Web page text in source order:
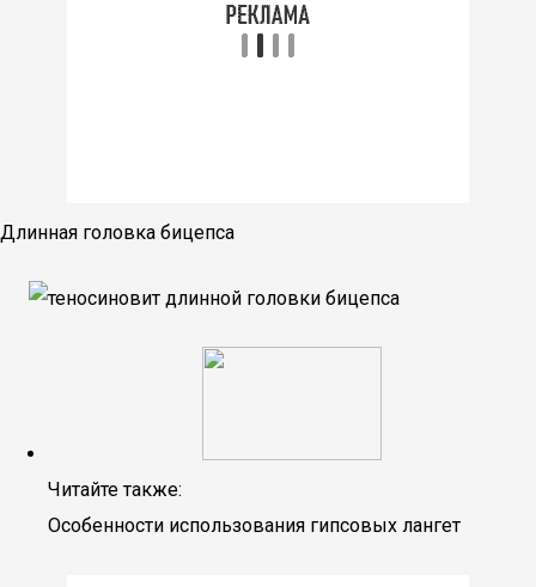
Длинная головка бицепса
Читайте также:
Особенности использования гипсовых лангет